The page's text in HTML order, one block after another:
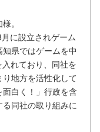
。
に設立されゲーム
県ではゲームを中
れており、同社を
地方を活性化して
白く！」行政を含
同社の取り組みに